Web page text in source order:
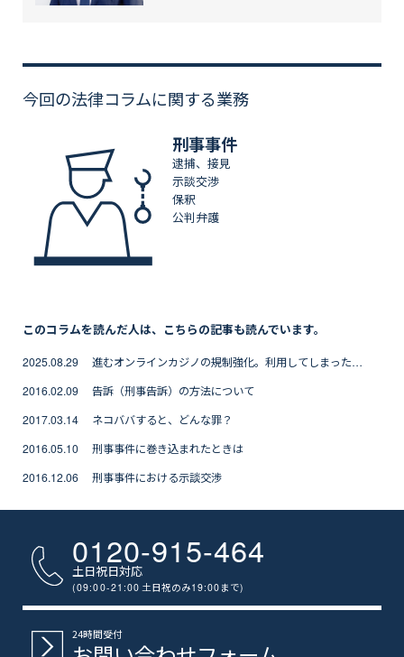
今回の法律コラムに関する業務
刑事事件
逮捕、接見
示談交渉
保釈
公判弁護
このコラムを読んだ人は、こちらの記事も読んでいます。
2025.08.29 進むオンラインカジノの規制強化。利用してしまった場合の対応を解説
2016.02.09 告訴（刑事告訴）の方法について
2017.03.14 ネコババすると、どんな罪？
2016.05.10 刑事事件に巻き込まれたときは
2016.12.06 刑事事件における示談交渉
0120-915-464
土日祝日対応
(09:00-21:00 土日祝のみ19:00 まで)
24時間受付